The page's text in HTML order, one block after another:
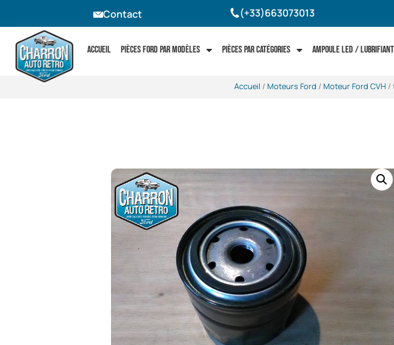
Contact (+33)663073013
Accueil Pièces Ford par modèles Pièces par catégories Ampoule LED /
Accueil / Moteurs Ford / Moteur Ford CVH /